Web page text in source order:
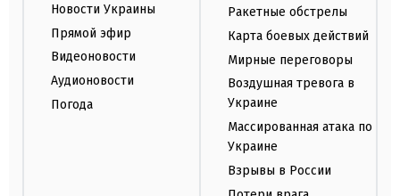
Новости Украины
Прямой эфир
Видеоновости
Аудионовости
Погода
Ракетные обстрелы
Карта боевых действий
Мирные переговоры
Воздушная тревога в
Украине
Массированная атака по
Украине
Взрывы в России